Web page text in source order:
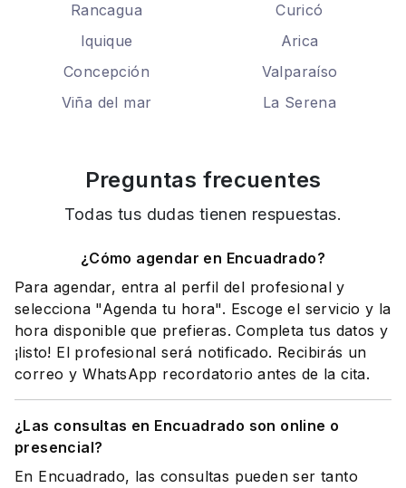
Rancagua
Curicó
Iquique
Arica
Concepción
Valparaíso
Viña del mar
La Serena
Preguntas frecuentes
Todas tus dudas tienen respuestas.
¿Cómo agendar en Encuadrado?
Para agendar, entra al perfil del profesional y
selecciona "Agenda tu hora". Escoge el servicio y la
hora disponible que prefieras. Completa tus datos y
¡listo! El profesional será notificado. Recibirás un
correo y WhatsApp recordatorio antes de la cita.
¿Las consultas en Encuadrado son online o
presencial?
En Encuadrado, las consultas pueden ser tanto